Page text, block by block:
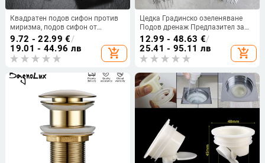
Квадратен подов сифон против
миризма, подов сифон от
неръждаема стомана/мед с
подвижен капак, подов сифон за
душ за пране в баня
9.72 - 22.99 €/
19.01 - 44.96 лв
add_shopping_cart
Цедка Градинско озеленяване
Подов дренаж Предпазител за
улуци Покрив Капак за улуци
Защита на листа Мрежа
Предпазна мрежа за улуци
12.99 - 48.63 €/
25.41 - 95.11 лв
add_shopping_cart